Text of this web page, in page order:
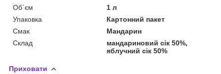
Об`єм
1 л
Упаковка
Картонний пакет
Смак
Мандарин
Склад
мандариновий сік 50%,
яблучний сік 50%
Приховати